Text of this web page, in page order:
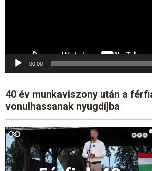
00:00
40 év munkaviszony után a
vonulhassanak nyugdíjba